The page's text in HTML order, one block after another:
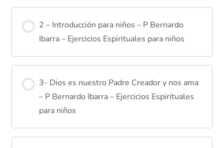
2 – Introducción para niños – P Bernardo
Ibarra – Ejercicios Espirituales para niños
3- Dios es nuestro Padre Creador y nos ama
– P Bernardo Ibarra – Ejercicios Espirituales
para niños